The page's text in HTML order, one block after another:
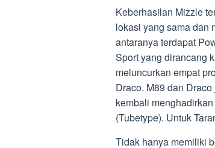
Keberhasilan Mizzle
lokasi yang sama dan
antaranya terdapat
Sport yang dirancang
meluncurkan empat
Draco. M89 dan
kembali
(Tubetype). Untuk
Tidak hanya memiliki